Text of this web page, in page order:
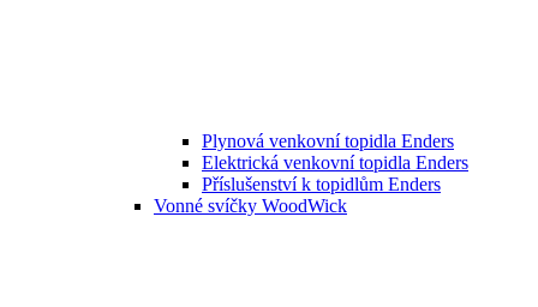
Plynová venkovní topidla Enders
Elektrická venkovní topidla Enders
Příslušenství k topidlům Enders
Vonné svíčky WoodWick